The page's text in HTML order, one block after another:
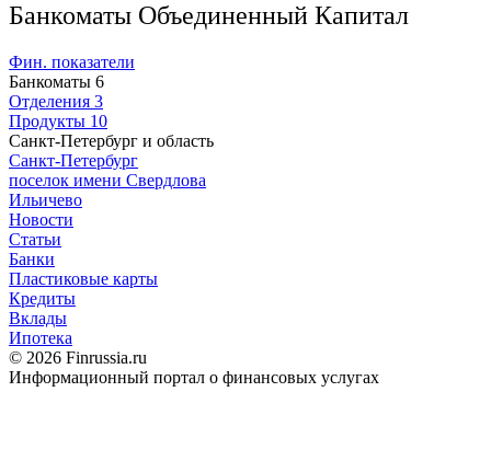
Банкоматы Объединенный Капитал
Фин. показатели
Банкоматы 6
Отделения 3
Продукты 10
Санкт-Петербург и область
Санкт-Петербург
поселок имени Свердлова
Ильичево
Новости
Статьи
Банки
Пластиковые карты
Кредиты
Вклады
Ипотека
© 2026 Finrussia.ru
Информационный портал о финансовых услугах